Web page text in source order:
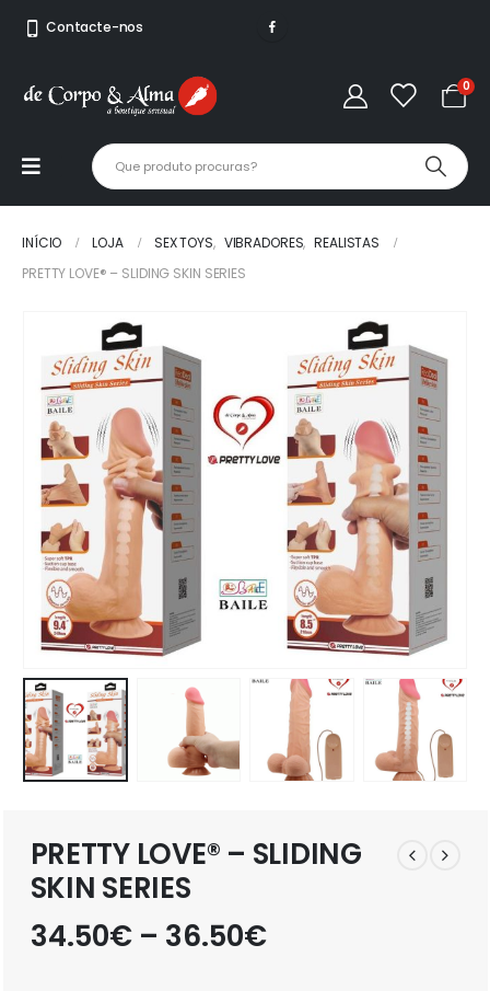
Contacte-nos
0
INÍCIO LOJA SEX TOYS, VIBRADORES, REALISTAS
PRETTY LOVE® – SLIDING SKIN SERIES
PRETTY LOVE® – SLIDING
SKIN SERIES
34.50€– 36.50€